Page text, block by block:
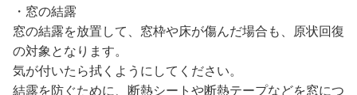
・窓の結露
窓の結露を放置して、窓枠や床が傷んだ場合も、原状回復
の対象となります。
気が付いたら拭くようにしてください。
結露を防ぐために、断熱シートや断熱テープなどを窓につ